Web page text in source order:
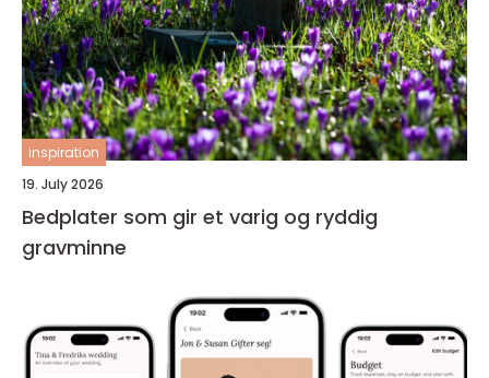
inspiration
19. July 2026
Bedplater som gir et varig og ryddig
gravminne